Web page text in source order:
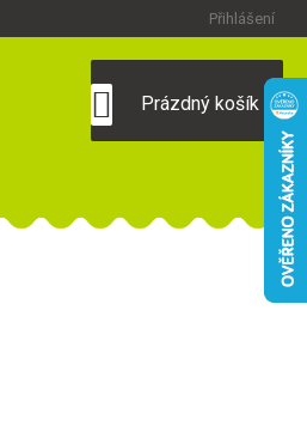
Přihlášení
KOŠÍK
Prázdný košík